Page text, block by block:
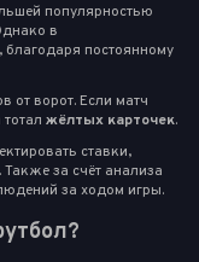
популярностью
в
постоянному
от ворот. Если матч
жёлтых карточек.
ставки,
за счёт анализа
за ходом игры.